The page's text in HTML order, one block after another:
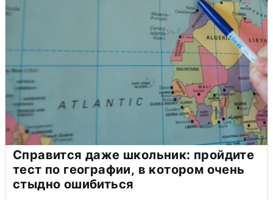
Справится даже школьник: пройдите
тест по географии, в котором очень
стыдно ошибиться